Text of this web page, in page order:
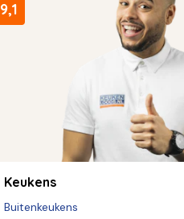
9,1
Keukens
Buitenkeukens